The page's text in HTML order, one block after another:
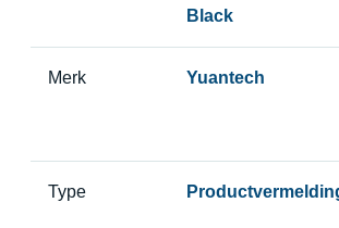
Black
Merk Yuantech
Type